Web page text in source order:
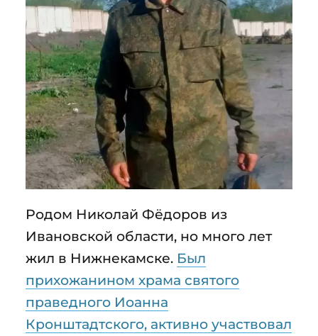
Родом Николай Фёдоров из
Ивановской области, но много лет
жил в Нижнекамске. Был
прихожанином храма святого
праведного Иоанна
Кронштадтского, активно участвовал